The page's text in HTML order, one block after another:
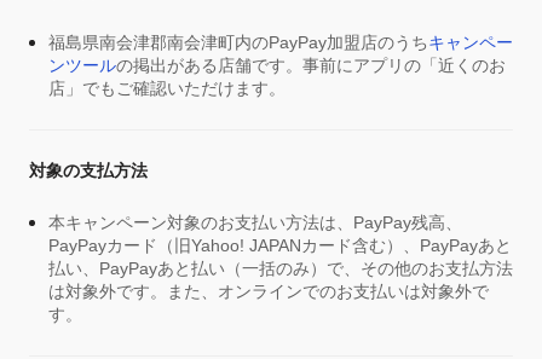
福島県南会津郡南会津町内のPayPay加盟店のうちキャンペー
ンツールの掲出がある店舗です。事前にアプリの「近くのお
店」でもご確認いただけます。
対象の支払方法
本キャンペーン対象のお支払い方法は、PayPay残高、
PayPayカード（旧Yahoo! JAPANカード含む）、PayPayあと
払い、PayPayあと払い（一括のみ）で、その他のお支払方法
は対象外です。また、オンラインでのお支払いは対象外で
す。